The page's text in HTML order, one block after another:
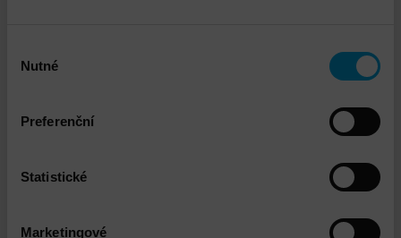
souhlasu
Nutné
Preferenční
Statistické
Marketingové
Technický garant